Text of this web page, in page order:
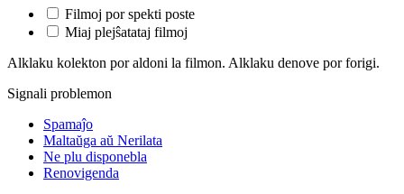
Filmoj por spekti poste
Miaj plejŝatataj filmoj
Alklaku kolekton por aldoni la filmon. Alklaku denove por forigi.
Signali problemon
Spamaĵo
Maltaŭga aŭ Nerilata
Ne plu disponebla
Renovigenda